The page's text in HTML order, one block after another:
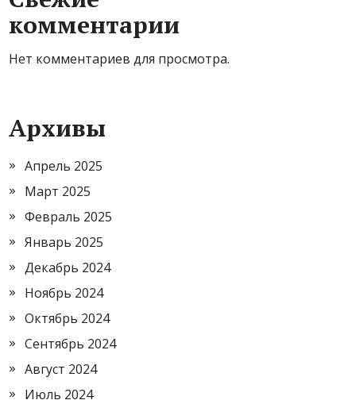
комментарии
Нет комментариев для просмотра.
Архивы
Апрель 2025
Март 2025
Февраль 2025
Январь 2025
Декабрь 2024
Ноябрь 2024
Октябрь 2024
Сентябрь 2024
Август 2024
Июль 2024